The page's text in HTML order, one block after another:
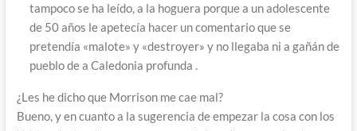
tampoco se ha leído, a la hoguera porque a un adolescente
de 50 años le apetecía hacer un comentario que se
pretendía «malote» y «destroyer» y no llegaba ni a gañán de
pueblo de a Caledonia profunda .
¿Les he dicho que Morrison me cae mal?
Bueno, y en cuanto a la sugerencia de empezar la cosa con los